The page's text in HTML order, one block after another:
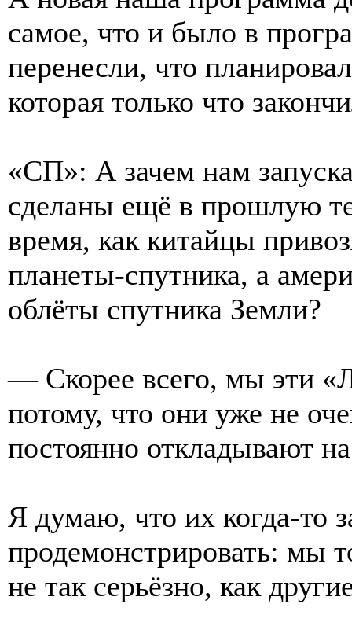
самое, что и было в
перенесли, что
которая только что
«СП»: А зачем нам
сделаны ещё в прошлую
время, как китайцы
планеты-спутника, а
облёты спутника Земли?
— Скорее всего, мы эти
потому, что они уже не
постоянно откладывают
Я думаю, что их когда-то
продемонстрировать: мы
не так серьёзно, как